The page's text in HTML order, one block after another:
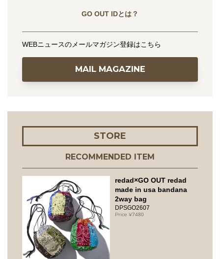
GO OUT IDとは？
WEBニュースのメールマガジン登録はこちら
MAIL MAGAZINE
STORE
RECOMMENDED ITEM
redad×GO OUT redad
made in usa bandana
2way bag
DPSGO2607
7480